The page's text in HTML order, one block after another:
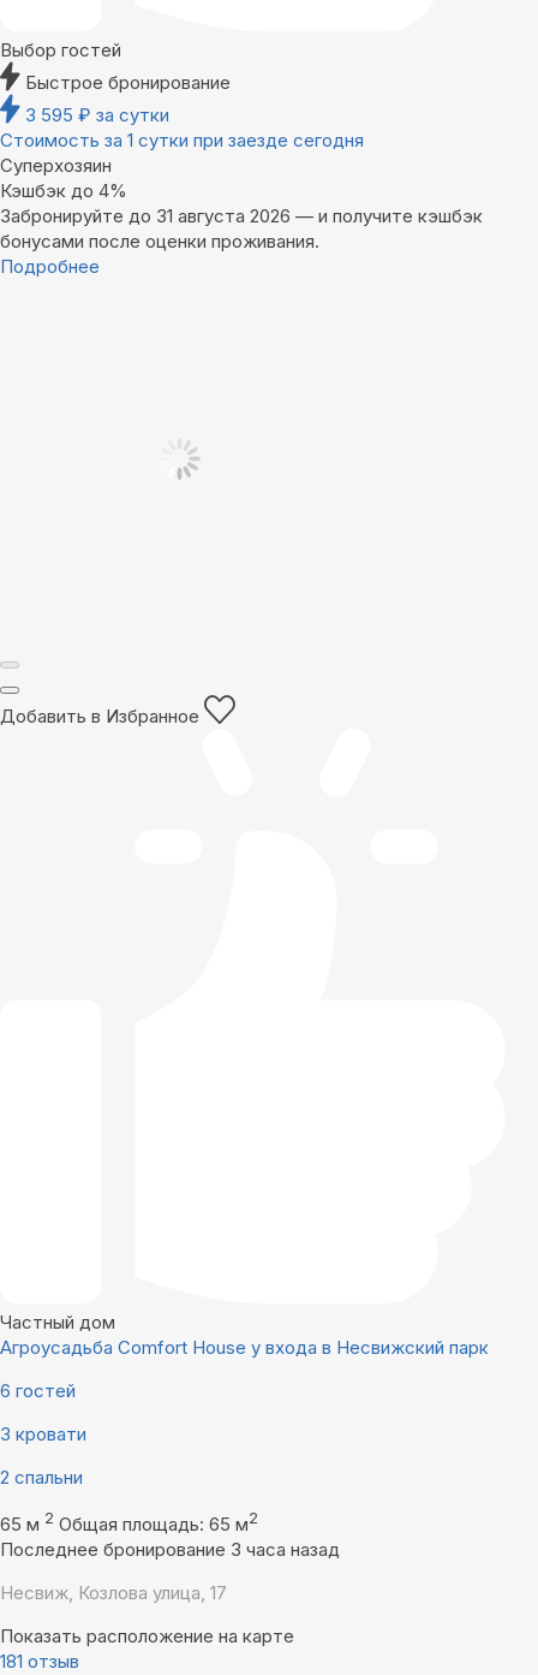
Выбор гостей
Быстрое бронирование
3 595 ₽ за сутки
Стоимость за 1 сутки при заезде сегодня
Суперхозяин
Кэшбэк до 4%
Забронируйте до 31 августа 2026 — и получите кэшбэк
бонусами после оценки проживания.
Подробнее
Добавить в Избранное
Частный дом
Агроусадьба Comfort House у входа в Несвижский парк
6 гостей
3 кровати
2 спальни
65 м 2 Общая площадь: 65 м2
Последнее бронирование 3 часа назад
Несвиж, Козлова улица, 17
Показать расположение на карте
181 отзыв